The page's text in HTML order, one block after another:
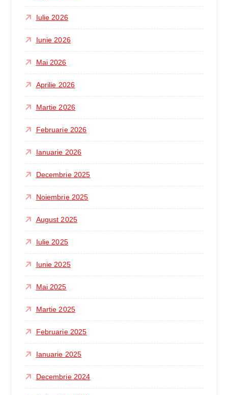
Iulie 2026
Iunie 2026
Mai 2026
Aprilie 2026
Martie 2026
Februarie 2026
Ianuarie 2026
Decembrie 2025
Noiembrie 2025
August 2025
Iulie 2025
Iunie 2025
Mai 2025
Martie 2025
Februarie 2025
Ianuarie 2025
Decembrie 2024